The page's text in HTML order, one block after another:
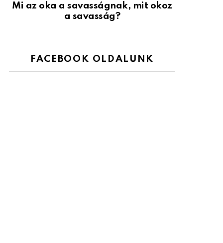
Mi az oka a savasságnak, mit okoz
a savasság?
FACEBOOK OLDALUNK